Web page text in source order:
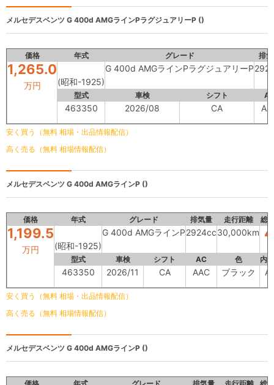
メルセデスベンツ G 400d AMGラインPラグジュアリーP ()
価格 年式 グレード 排
1,265.0
万円 (昭和-1925)
G 400d AMGラインPラグジュアリーP
型式 車検 シフト
463350 2026/08 CA
安く買う（無料 相場・出品情報配信）
高く売る（無料 相場情報配信）
メルセデスベンツ G 400d AMGラインP ()
価格 年式 グレード 排気量 走行距離 総
1,199.5
万円 (昭和-1925)
G 400d AMGラインP2924cc30,000km
型式 車検 シフト AC 色 内装
463350 2026/11 CA AAC ブラック A
安く買う（無料 相場・出品情報配信）
高く売る（無料 相場情報配信）
メルセデスベンツ G 400d AMGラインP ()